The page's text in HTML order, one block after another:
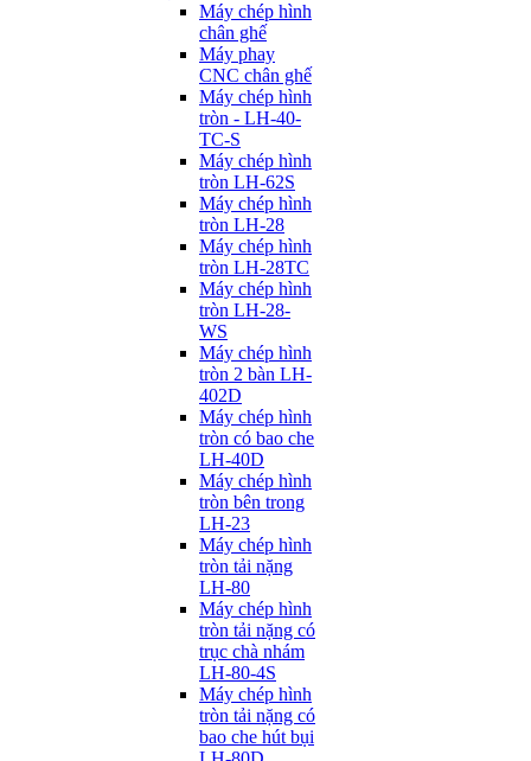
Máy chép hình
chân ghế
Máy phay
CNC chân ghế
Máy chép hình
tròn - LH-40-
TC-S
Máy chép hình
tròn LH-62S
Máy chép hình
tròn LH-28
Máy chép hình
tròn LH-28TC
Máy chép hình
tròn LH-28-
WS
Máy chép hình
tròn 2 bàn LH-
402D
Máy chép hình
tròn có bao che
LH-40D
Máy chép hình
tròn bên trong
LH-23
Máy chép hình
tròn tải nặng
LH-80
Máy chép hình
tròn tải nặng có
trục chà nhám
LH-80-4S
Máy chép hình
tròn tải nặng có
bao che hút bụi